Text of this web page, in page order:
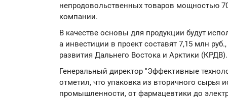
непродовольственных товаров мощностью
компании.
В качестве основы для продукции будут
а инвестиции в проект составят 7,15 млн
развития Дальнего Востока и Арктики (КРДВ).
Генеральный директор "Эффективные
отметил, что упаковка из вторичного сырья
промышленности, от фармацевтики до